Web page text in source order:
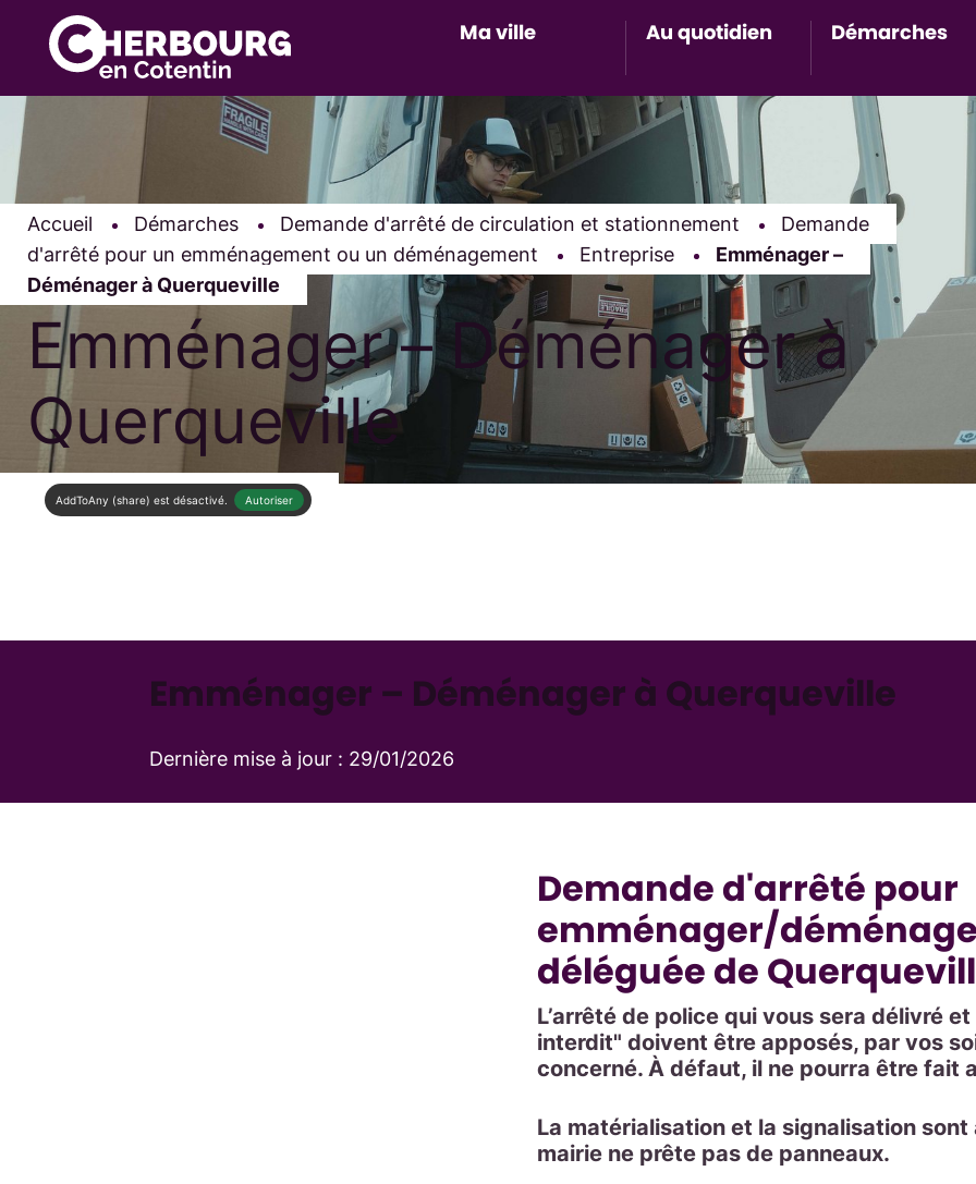
Ma ville Au quotidien Démarches
Accueil Démarches Demande d'arrêté de circulation et stationnement
Demande
d'arrêté pour un emménagement ou un déménagement
Entreprise Page active :
Emménager –
Déménager à Querqueville
Emménager – Déménager à
Querqueville
AddToAny (share) est désactivé. Autoriser
Emménager – Déménager à Querqueville
Dernière mise à jour : 29/01/2026
Demande d'arrêté pour
emménager/
déléguée de
L’arrêté de police qui vous sera délivré
interdit" doivent être apposés, par vos
concerné. À défaut, il ne pourra être fait
La matérialisation et la signalisation sont
mairie ne prête pas de panneaux.